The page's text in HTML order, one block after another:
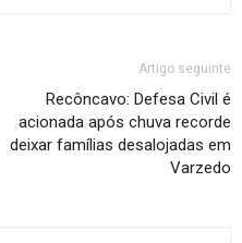
Artigo seguinte
Recôncavo: Defesa Civil é
acionada após chuva recorde
deixar famílias desalojadas em
Varzedo